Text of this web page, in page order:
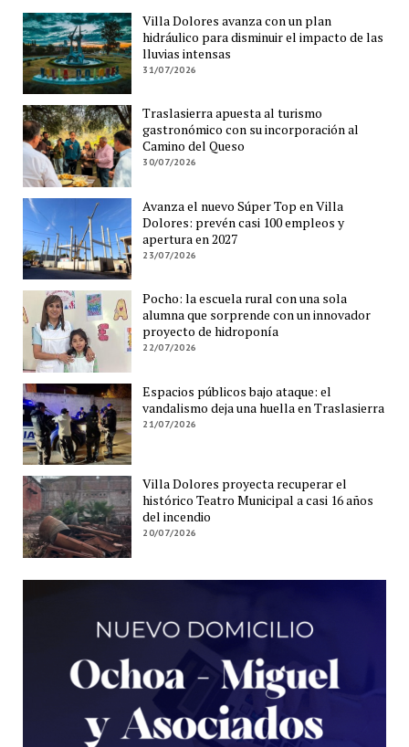
Villa Dolores avanza con un plan
hidráulico para disminuir el impacto de las
lluvias intensas
31/07/2026
Traslasierra apuesta al turismo
gastronómico con su incorporación al
Camino del Queso
30/07/2026
Avanza el nuevo Súper Top en Villa
Dolores: prevén casi 100 empleos y
apertura en 2027
23/07/2026
Pocho: la escuela rural con una sola
alumna que sorprende con un innovador
proyecto de hidroponía
22/07/2026
Espacios públicos bajo ataque: el
vandalismo deja una huella en Traslasierra
21/07/2026
Villa Dolores proyecta recuperar el
histórico Teatro Municipal a casi 16 años
del incendio
20/07/2026